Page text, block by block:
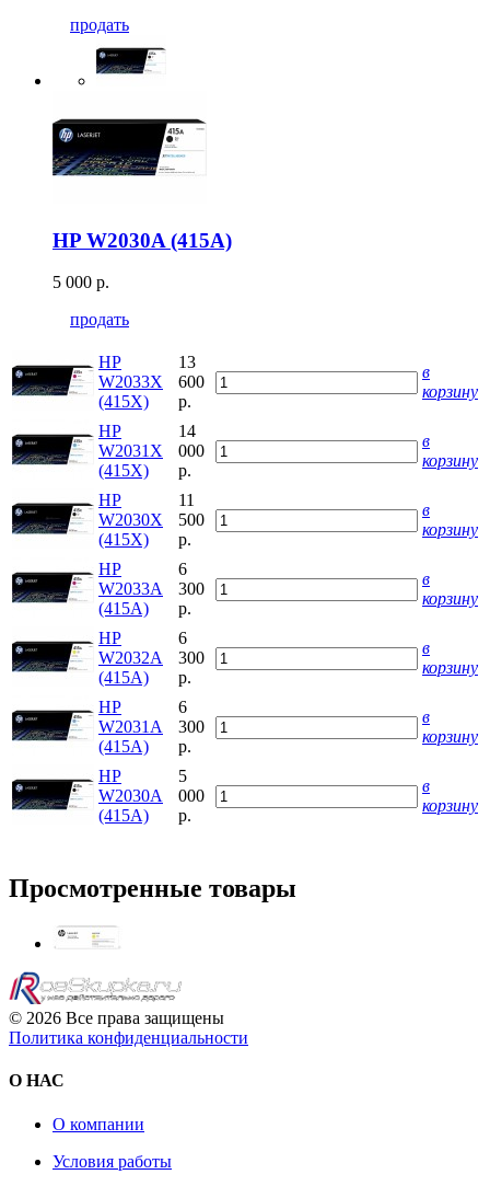
продать
HP W2030A (415A)
5 000 р.
продать
HP
W2033X
(415X)
13
600
р.
в
корзину
HP
W2031X
(415X)
14
000
р.
в
корзину
HP
W2030X
(415X)
11
500
р.
в
корзину
HP
W2033A
(415A)
6
300
р.
в
корзину
HP
W2032A
(415A)
6
300
р.
в
корзину
HP
W2031A
(415A)
6
300
р.
в
корзину
HP
W2030A
(415A)
5
000
р.
в
корзину
Просмотренные товары
© 2026 Все права защищены
Политика конфиденциальности
О НАС
О компании
Условия работы